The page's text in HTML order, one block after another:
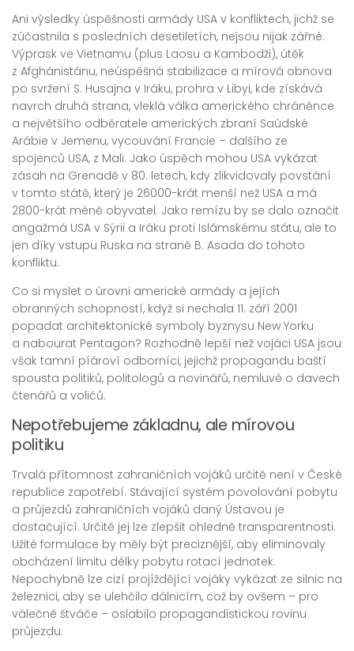
Ani výsledky úspěšnosti armády USA v konfliktech, jichž se
zúčastnila s posledních desetiletích, nejsou nijak zářné.
Výprask ve Vietnamu (plus Laosu a Kambodži), útěk
z Afghánistánu, neúspěšná stabilizace a mírová obnova
po svržení S. Husajna v Iráku, prohra v Libyi, kde získává
navrch druhá strana, vleklá válka amerického chráněnce
a největšího odběratele amerických zbraní Saúdské
Arábie v Jemenu, vycouvání Francie – dalšího ze
spojenců USA, z Mali. Jako úspěch mohou USA vykázat
zásah na Grenadě v 80. letech, kdy zlikvidovaly povstání
v tomto státě, který je 26000-krát menší než USA a má
2800-krát méně obyvatel. Jako remízu by se dalo označit
angažmá USA v Sýrii a Iráku proti Islámskému státu, ale to
jen díky vstupu Ruska na straně B. Asada do tohoto
konfliktu.
Co si myslet o úrovni americké armády a jejích
obranných schopností, když si nechala 11. září 2001
popadat architektonické symboly byznysu New Yorku
a nabourat Pentagon? Rozhodně lepší než vojáci USA jsou
však tamní píároví odborníci, jejichž propagandu baští
spousta politiků, politologů a novinářů, nemluvě o davech
čtenářů a voličů.
Nepotřebujeme základnu, ale mírovou
politiku
Trvalá přítomnost zahraničních vojáků určitě není v České
republice zapotřebí. Stávající systém povolování pobytu
a průjezdů zahraničních vojáků daný Ústavou je
dostačující. Určitě jej lze zlepšit ohledně transparentnosti.
Užité formulace by měly být preciznější, aby eliminovaly
obcházení limitu délky pobytu rotací jednotek.
Nepochybně lze cizí projíždějící vojáky vykázat ze silnic na
železnici, aby se ulehčilo dálnicím, což by ovšem – pro
válečné štváče – oslabilo propagandistickou rovinu
průjezdu.